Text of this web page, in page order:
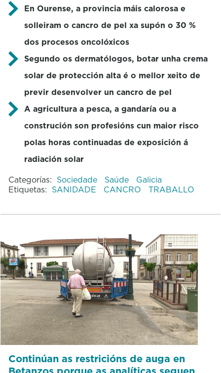
En Ourense, a provincia máis calorosa e
solleiram o cancro de pel xa supón o 30 %
dos procesos oncolóxicos
Segundo os dermatólogos, botar unha crema
solar de protección alta é o mellor xeito de
previr desenvolver un cancro de pel
A agricultura a pesca, a gandaría ou a
construción son profesións cun maior risco
polas horas continuadas de exposición á
radiación solar
Categorías: Sociedade Saúde
Galicia
Etiquetas: SANIDADE CANCRO TRABALLO
Continúan as restricións de auga en